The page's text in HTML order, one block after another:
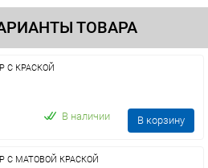
ТОВАРА
С КРАСКОЙ
В наличии В корзину
С МАТОВОЙ КРАСКОЙ